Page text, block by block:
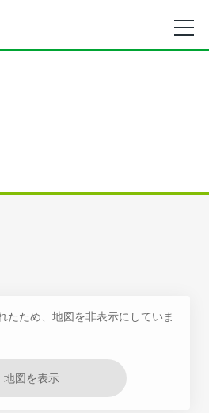
たため、地図を非表示にしていま
地図を表示